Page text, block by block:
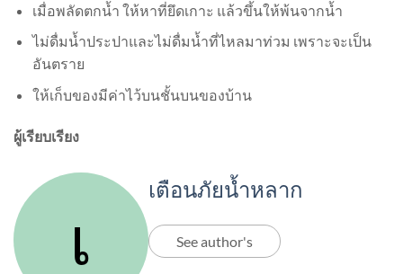
เมื่อพลัดตกน้ำ ให้หาที่ยึดเกาะ แล้วขึ้นให้พ้นจากน้ำ
ไม่ดื่มน้ำประปาและไม่ดื่มน้ำที่ไหลมาท่วม เพราะจะเป็น
อันตราย
ให้เก็บของมีค่าไว้บนชั้นบนของบ้าน
ผู้เรียบเรียง
เตือนภัยน้ำหลาก
See author's